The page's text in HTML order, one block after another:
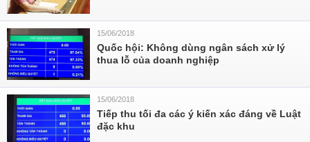
15/06/2018
Quốc hội: Không dùng ngân sách xử lý
thua lỗ của doanh nghiệp
15/06/2018
Tiếp thu tối đa các ý kiến xác đáng về Luật
đặc khu